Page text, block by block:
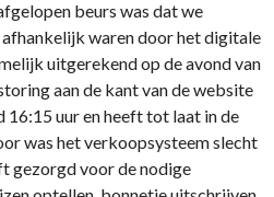
beurs was dat we
waren door het digitale
uitgerekend op de avond van
aan de kant van de website
16:15 uur en heeft tot laat in de
was het verkoopsysteem slecht
gezorgd voor de nodige